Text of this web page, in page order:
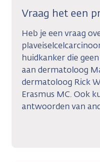
Vraag het een
Heb je een vraag
huidkanker die
aan dermatoloog
dermatoloog Rick
Erasmus MC. Ook
antwoorden van